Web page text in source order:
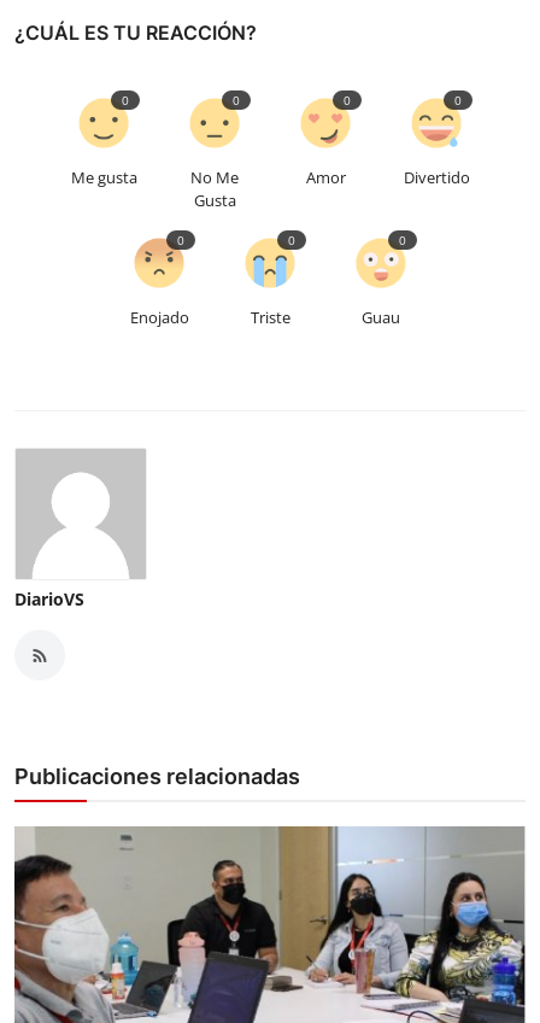
¿CUÁL ES TU REACCIÓN?
Me gusta
0
No Me
Gusta
0
Amor
0
Divertido
0
Enojado
0
Triste
0
Guau
0
DiarioVS
Publicaciones relacionadas